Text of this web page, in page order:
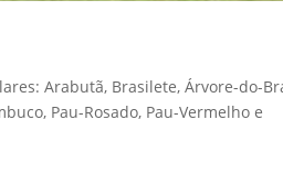
Arabutã, Brasilete, Árvore-do-
Pau-Rosado, Pau-Vermelho e